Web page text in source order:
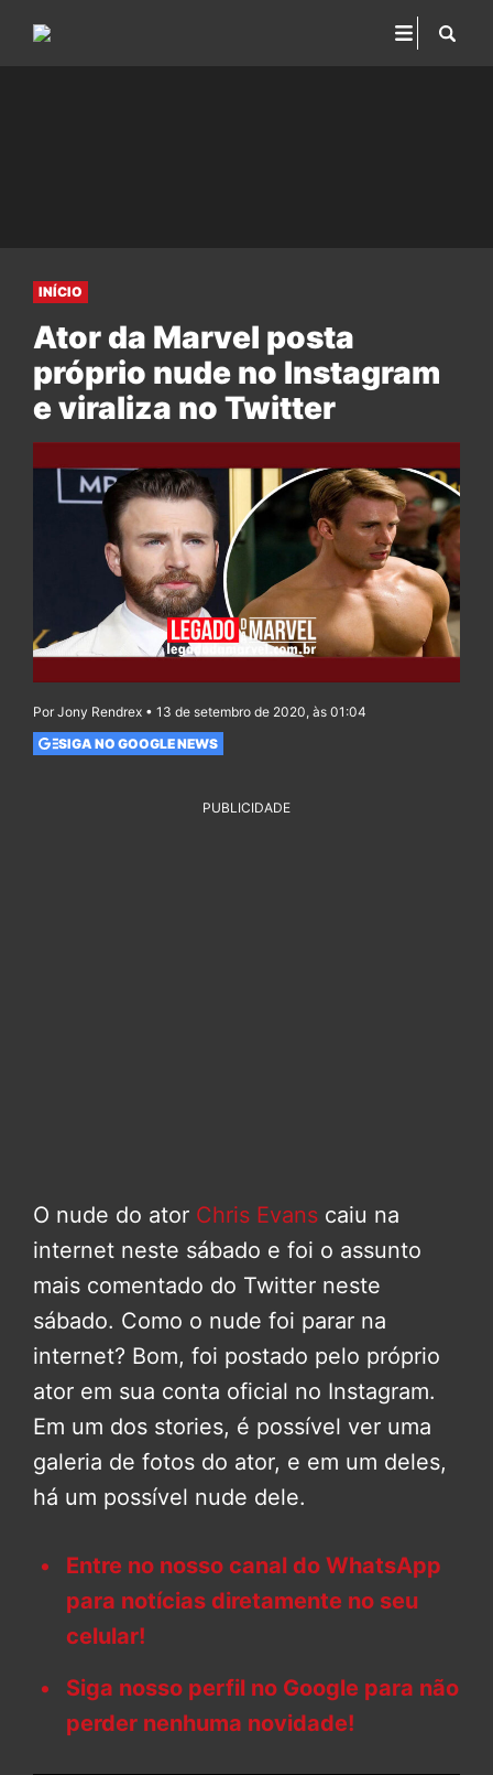
INÍCIO
Ator da Marvel posta
próprio nude no Instagram
e viraliza no Twitter
Por Jony Rendrex • 13 de setembro de 2020, às 01:04
SIGA NO GOOGLE NEWS
PUBLICIDADE
O nude do ator Chris Evans caiu na
internet neste sábado e foi o assunto
mais comentado do Twitter neste
sábado. Como o nude foi parar na
internet? Bom, foi postado pelo próprio
ator em sua conta oficial no Instagram.
Em um dos stories, é possível ver uma
galeria de fotos do ator, e em um deles,
há um possível nude dele.
Entre no nosso canal do WhatsApp
para notícias diretamente no seu
celular!
Siga nosso perfil no Google para não
perder nenhuma novidade!